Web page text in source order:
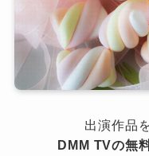
出演作品
DMM TVの無